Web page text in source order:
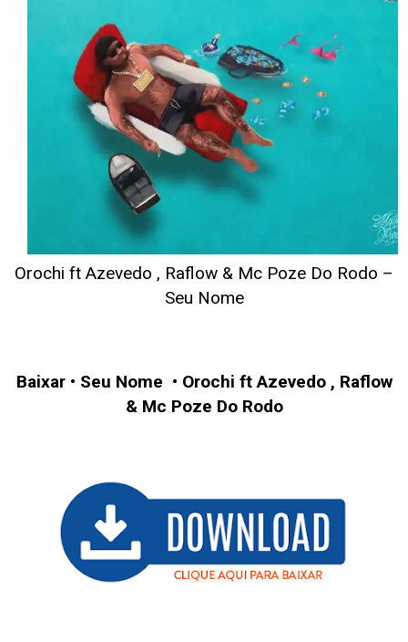
Orochi ft Azevedo , Raflow & Mc Poze Do Rodo –
Seu Nome
Baixar• Seu Nome • Orochi ft Azevedo , Raflow
& Mc Poze Do Rodo